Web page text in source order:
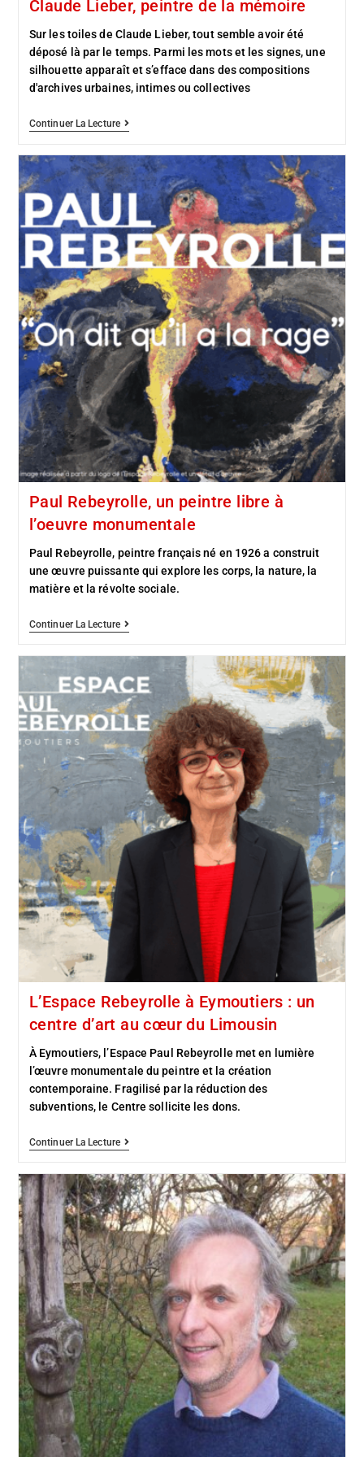
Claude Lieber, peintre de la mémoire
Sur les toiles de Claude Lieber, tout semble avoir été
déposé là par le temps. Parmi les mots et les signes, une
silhouette apparaît et s’efface dans des compositions
d'archives urbaines, intimes ou collectives
Continuer La Lecture
Paul Rebeyrolle, un peintre libre à
l’oeuvre monumentale
Paul Rebeyrolle, peintre français né en 1926 a construit
une œuvre puissante qui explore les corps, la nature, la
matière et la révolte sociale.
Continuer La Lecture
L’Espace Rebeyrolle à Eymoutiers : un
centre d’art au cœur du Limousin
À Eymoutiers, l’Espace Paul Rebeyrolle met en lumière
l’œuvre monumentale du peintre et la création
contemporaine. Fragilisé par la réduction des
subventions, le Centre sollicite les dons.
Continuer La Lecture